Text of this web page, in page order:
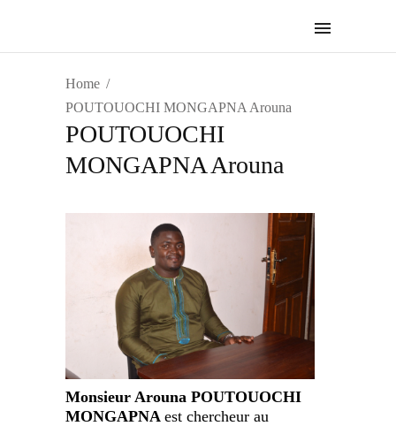
Home
POUTOUOCHI MONGAPNA Arouna
POUTOUOCHI
MONGAPNA Arouna
Monsieur Arouna POUTOUOCHI
MONGAPNA est chercheur au